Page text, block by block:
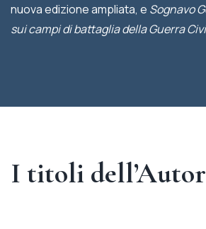
nuova edizione ampliata, e Sognavo
sui campi di battagliadella Guerra
I titoli